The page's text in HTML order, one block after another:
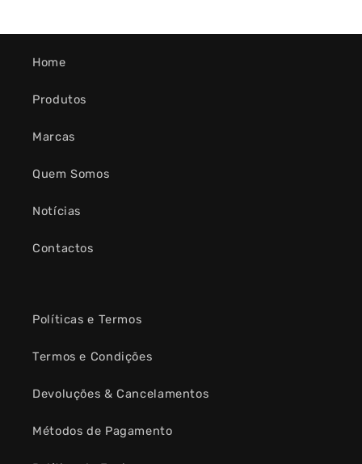
Home
Produtos
Marcas
Quem Somos
Notícias
Contactos
Políticas e Termos
Termos e Condições
Devoluções & Cancelamentos
Métodos de Pagamento